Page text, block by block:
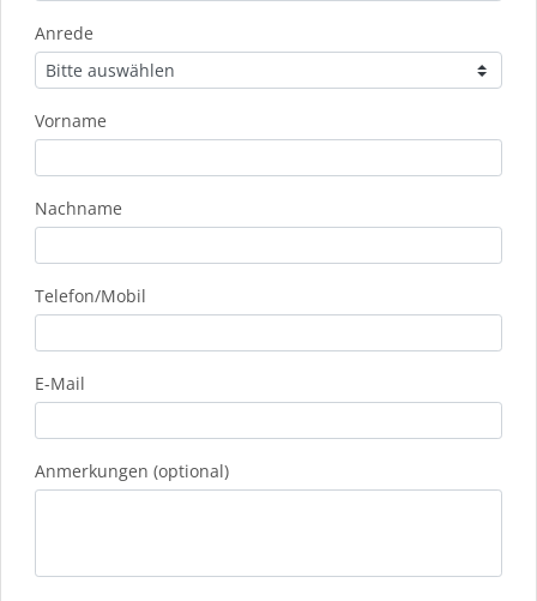
Anrede
Vorname
Nachname
Telefon/Mobil
E-Mail
Anmerkungen (optional)